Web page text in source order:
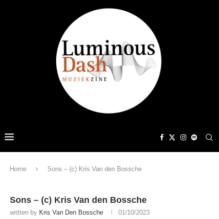
Home Sons – (c) Kris Van den Bossche
Sons – (c) Kris Van den Bossche
written by Kris Van Den Bossche 01/10/2023